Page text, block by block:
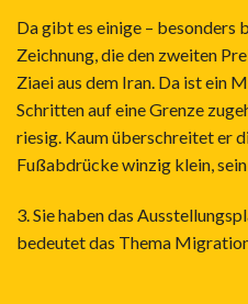
Da gibt es einige – besonders
Zeichnung, die den zweiten
Ziaei aus dem Iran. Da ist ein
Schritten auf eine Grenze
riesig. Kaum überschreitet er
Fußabdrücke winzig klein,
3. Sie haben das
bedeutet das Thema